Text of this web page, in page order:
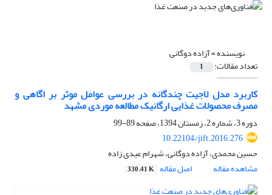
نویسنده =آزاده دوگانی
تعداد مقالات: 1
کاربرد مدل لاجیت چندگانه در بررسی عوامل موثر بر اگاهی و
مصرف محصولات غذایی ارگانیک مطالعه موردی مشهد
دوره 3، شماره 2، زمستان 1394، صفحه
89-99
10.22104/jift.2016.276
حسین محمدی، آزاده دوگانی، شهرام عیدی زاده
مشاهده مقاله
اصل مقاله 330.41 K